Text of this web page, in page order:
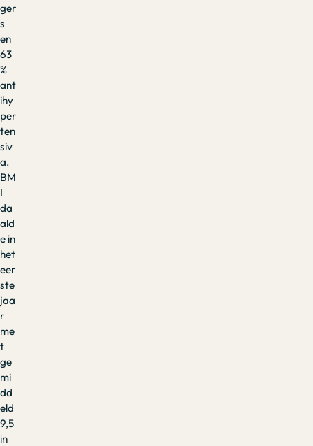
ger
s
en
63
%
ant
ihy
per
ten
siv
a.
BM
I
da
ald
e in
het
eer
ste
jaa
r
me
t
ge
mi
dd
eld
9,5
in